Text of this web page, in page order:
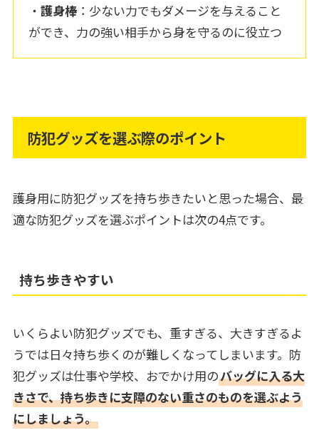
・護身棒 ：少ない力でもダメージを与えること
ができ、力の強い相手から身を守るのに役立つ
防犯グッズを選ぶ際のポイント
護身用に防犯グッズを持ち歩きたいと思った場合、最
適な防犯グッズを選ぶポイントは次の4点です。
持ち歩きやすい
いくらよい防犯グッズでも、重すぎる、大きすぎるよ
うでは日々持ち歩くのが難しくなってしまいます。防
犯グッズは仕事や学校、おでかけ用のバッグに入る大
きさで、持ち歩きに支障のない重さのものを選ぶよう
にしましょう。